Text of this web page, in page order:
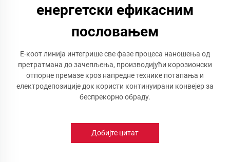
енергетски ефикасним
пословањем
Е-коот линија интегрише све фазе процеса наношења од
претратмана до зачепљења, производијући корозионски
отпорне премазе кроз напредне технике потапања и
електродепозиције док користи континуирани конвејер за
беспрекорно обраду.
Добијте цитат